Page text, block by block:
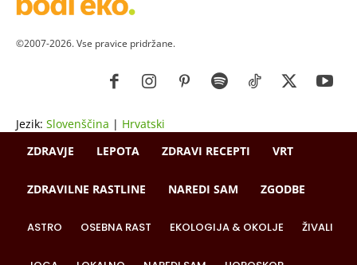
©2007-2026. Vse pravice pridržane.
Jezik: Slovenščina | Hrvatski
ZDRAVJE
LEPOTA ZDRAVI RECEPTI VRT
ZDRAVILNE RASTLINE NAREDI SAM ZGODBE
ASTRO OSEBNA RAST EKOLOGIJA & OKOLJE ŽIVALI